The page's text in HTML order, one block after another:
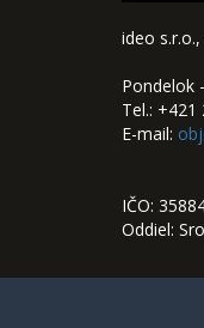
ideo
Pondelok
Tel.: +421
E-mail:
IČO:
Oddiel: